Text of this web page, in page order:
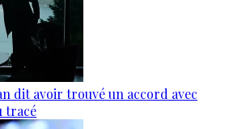
dit avoir trouvé un accord avec
tracé